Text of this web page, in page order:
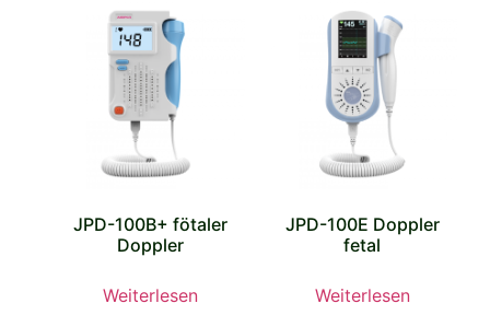
JPD-100B+ fötaler
Doppler
Weiterlesen
JPD-100E Doppler
fetal
Weiterlesen